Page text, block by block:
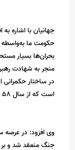
جهانیان با اشاره
حکومت ما به‌واسطه
بحران‌ها بسیار
منجر به شهادت
در ساختار
است که از سال ۵۸ و در قانون اساسی پیش‌بینی شد.
وی افزود: در عرصه
جنگ منعقد شد و